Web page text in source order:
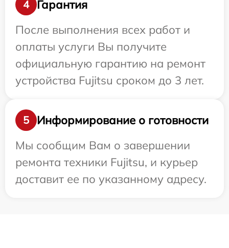
4
Гарантия
После выполнения всех работ и
оплаты услуги Вы получите
официальную гарантию на ремонт
устройства Fujitsu сроком до 3 лет.
5
Информирование о готовности
Мы сообщим Вам о завершении
ремонта техники Fujitsu, и курьер
доставит ее по указанному адресу.